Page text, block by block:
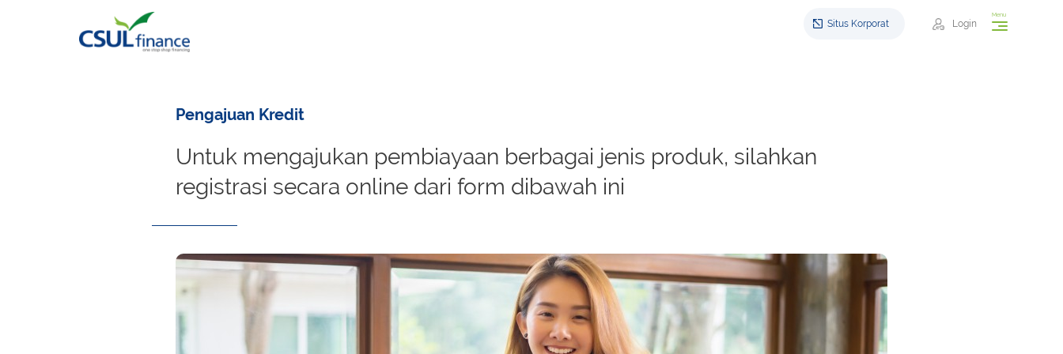
Situs Korporat Login
Menu
Pengajuan Kredit
Untuk mengajukan pembiayaan berbagai jenis produk, silahkan
registrasi secara online dari form dibawah ini